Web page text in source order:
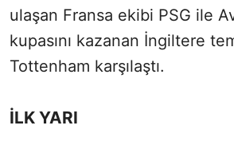
ulaşan Fransa ekibi PSG ile
kupasını kazanan İngiltere
Tottenham karşılaştı.
İLK YARI